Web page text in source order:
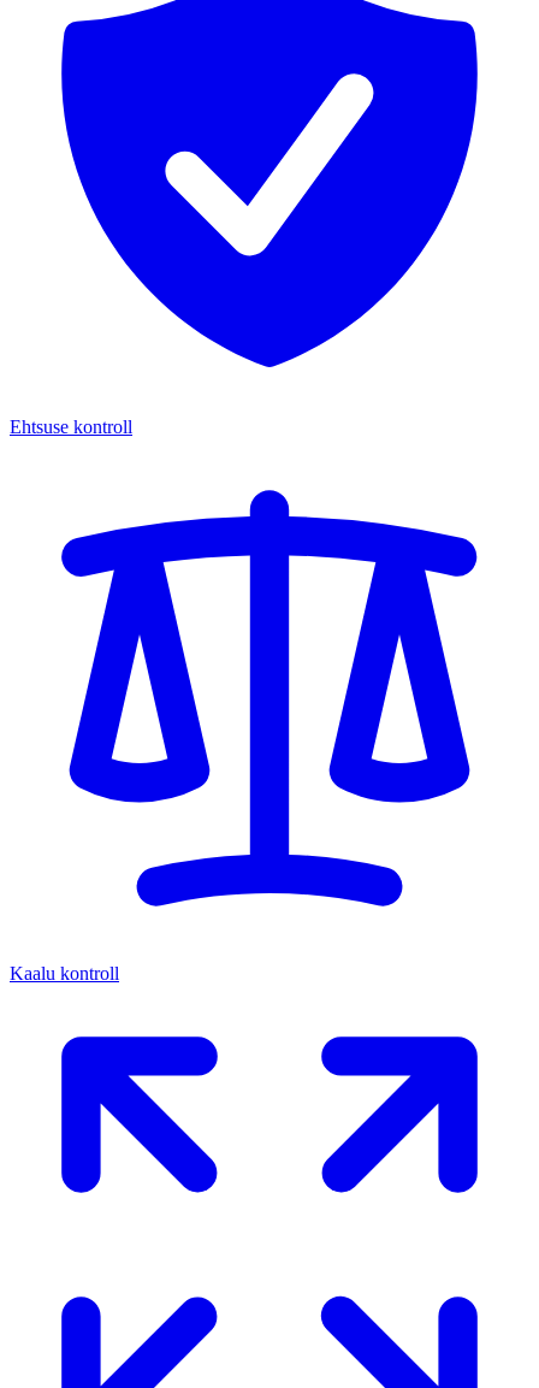
Ehtsuse kontroll
Kaalu kontroll